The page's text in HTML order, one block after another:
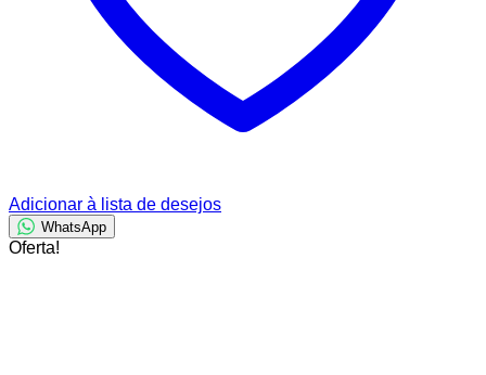
Adicionar à lista de desejos
WhatsApp
Oferta!